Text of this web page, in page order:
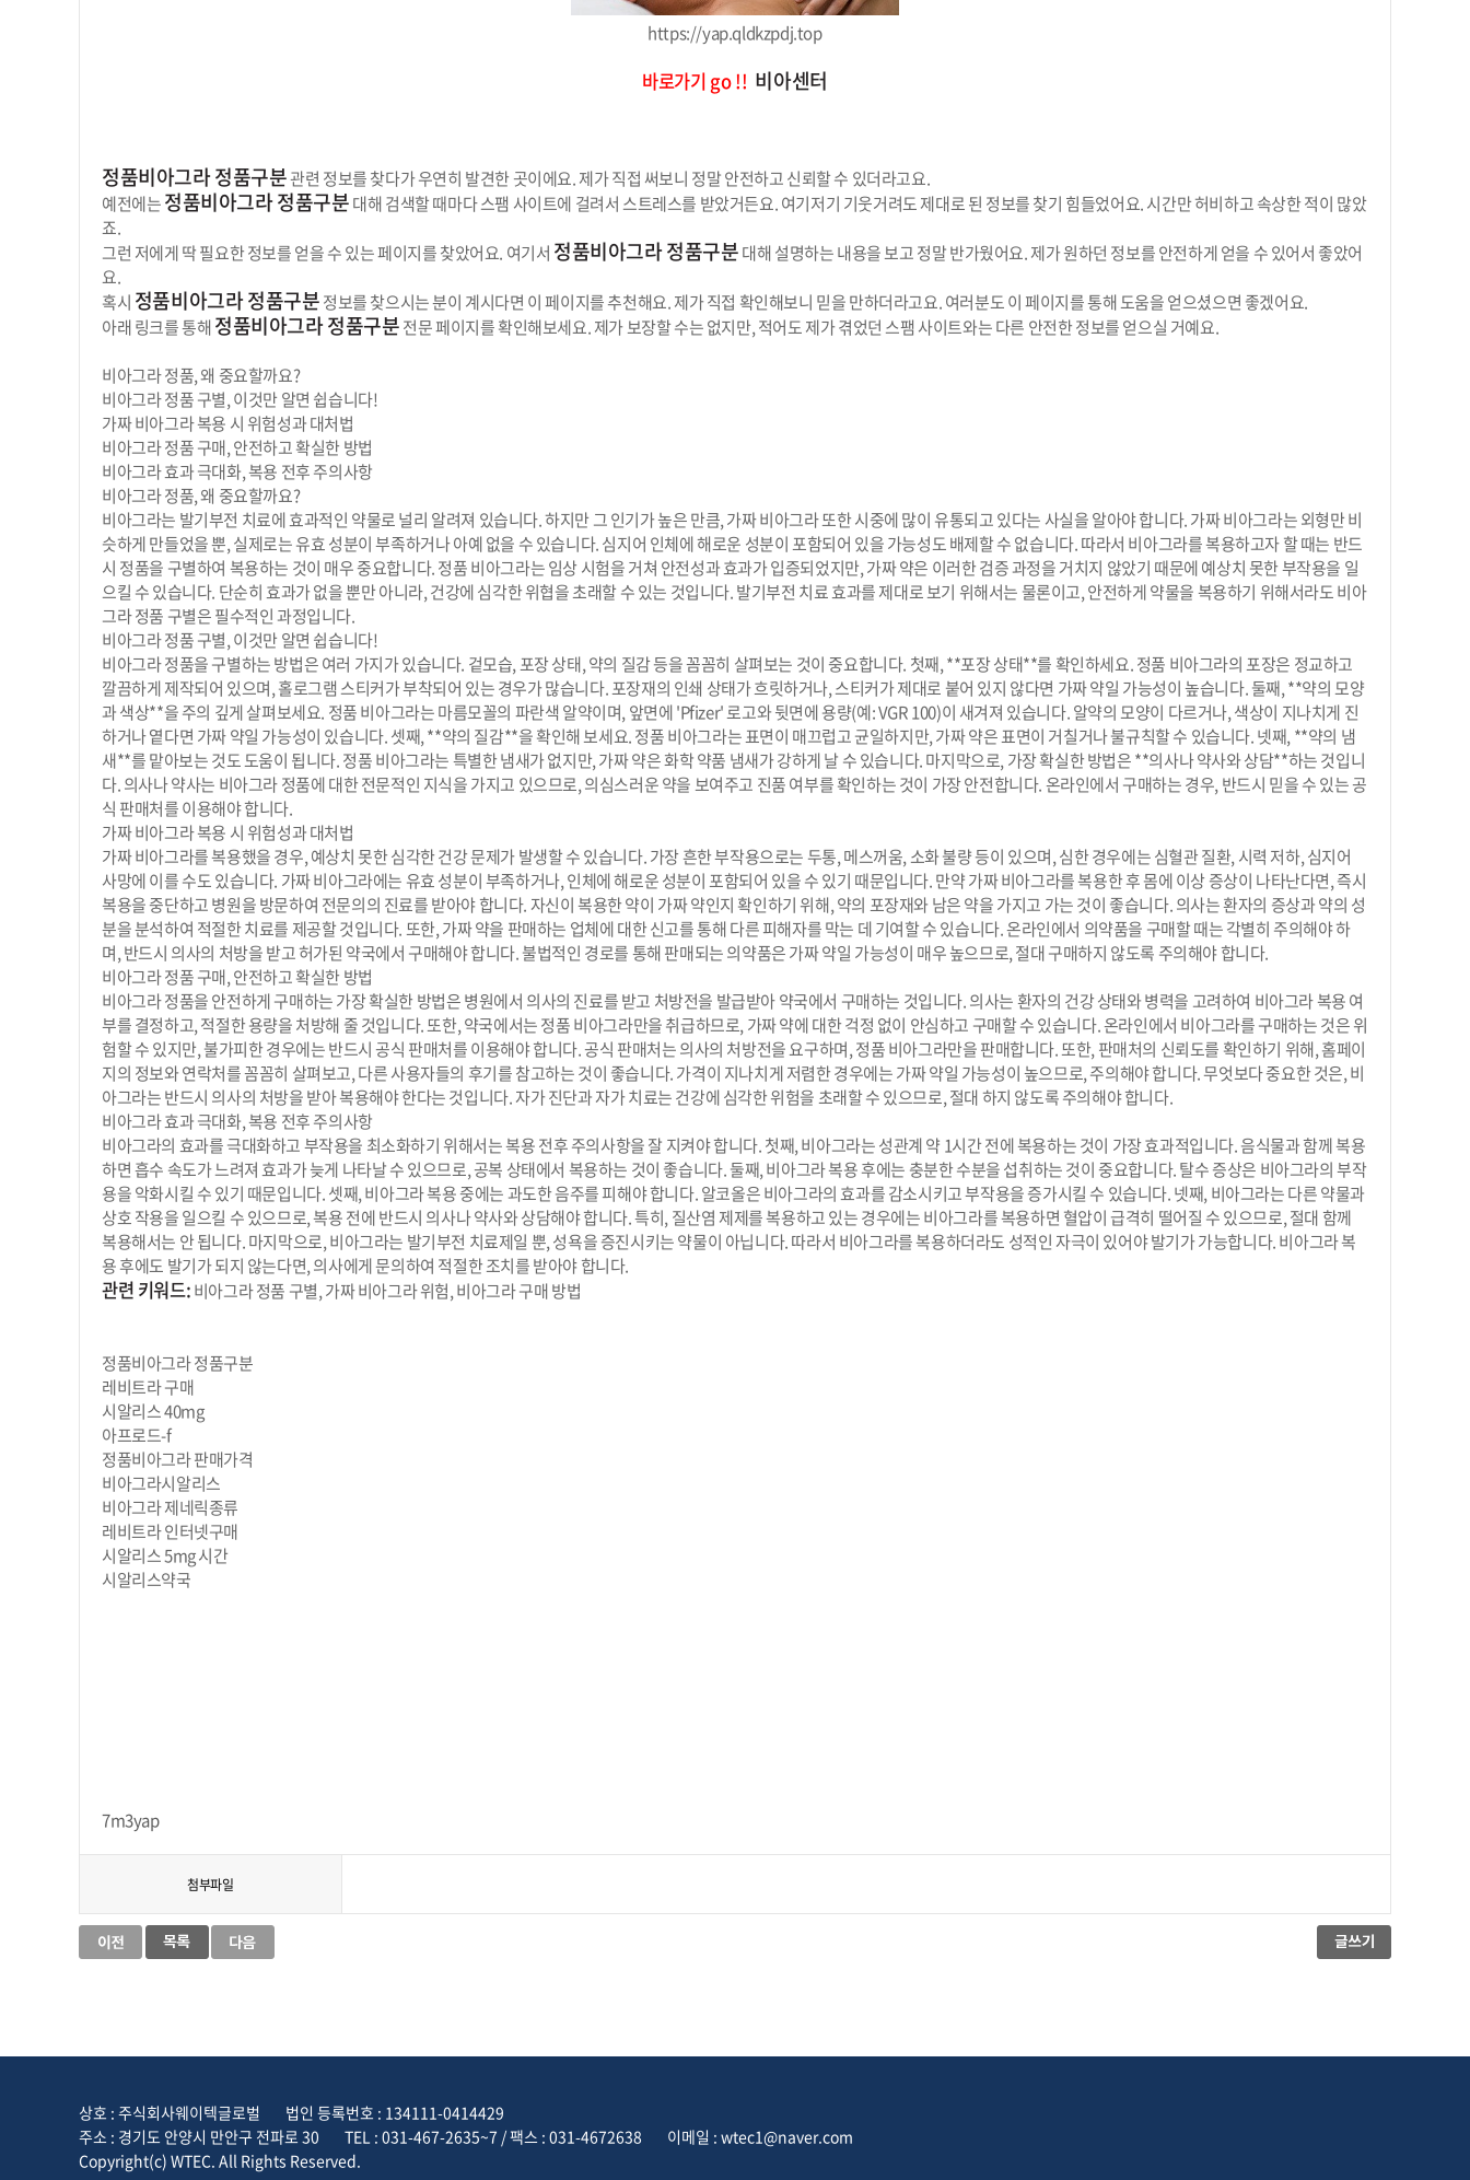
https://yap.qldkzpdj.top
바로가기 go !! 비아센터
정품비아그라 정품구분관련 정보를 찾다가 우연히 발견한 곳이에요. 제가 직접 써보니 정말 안전하고 신뢰할 수 있더라고요.
예전에는정품비아그라 정품구분대해 검색할 때마다 스팸 사이트에 걸려서 스트레스를 받았거든요. 여기저기 기웃거려도 제대로 된 정보를 찾기 힘들었어요. 시간만 허비하고 속상한 적이 많았
죠.
그런 저에게 딱 필요한 정보를 얻을 수 있는 페이지를 찾았어요. 여기서 정품비아그라 정품구분대해 설명하는 내용을 보고 정말 반가웠어요. 제가 원하던 정보를 안전하게 얻을 수 있어서 좋았어
요.
혹시 정품비아그라 정품구분정보를 찾으시는 분이 계시다면 이 페이지를 추천해요. 제가 직접 확인해보니 믿을 만하더라고요. 여러분도 이 페이지를 통해 도움을 얻으셨으면 좋겠어요.
아래 링크를 통해정품비아그라 정품구분전문 페이지를 확인해보세요. 제가 보장할 수는 없지만, 적어도 제가 겪었던 스팸 사이트와는 다른 안전한 정보를 얻으실 거예요.
비아그라 정품, 왜 중요할까요?
비아그라 정품 구별, 이것만 알면 쉽습니다!
가짜 비아그라 복용 시 위험성과 대처법
비아그라 정품 구매, 안전하고 확실한 방법
비아그라 효과 극대화, 복용 전후 주의사항
비아그라 정품, 왜 중요할까요?
비아그라는 발기부전 치료에 효과적인 약물로 널리 알려져 있습니다. 하지만 그 인기가 높은 만큼, 가짜 비아그라 또한 시중에 많이 유통되고 있다는 사실을 알아야 합니다. 가짜 비아그라는 외형만 비
슷하게 만들었을 뿐, 실제로는 유효 성분이 부족하거나 아예 없을 수 있습니다. 심지어 인체에 해로운 성분이 포함되어 있을 가능성도 배제할 수 없습니다. 따라서 비아그라를 복용하고자 할 때는 반드
시 정품을 구별하여 복용하는 것이 매우 중요합니다. 정품 비아그라는 임상 시험을 거쳐 안전성과 효과가 입증되었지만, 가짜 약은 이러한 검증 과정을 거치지 않았기 때문에 예상치 못한 부작용을 일
으킬 수 있습니다. 단순히 효과가 없을 뿐만 아니라, 건강에 심각한 위협을 초래할 수 있는 것입니다. 발기부전 치료 효과를 제대로 보기 위해서는 물론이고, 안전하게 약물을 복용하기 위해서라도 비아
그라 정품 구별은 필수적인 과정입니다.
비아그라 정품 구별, 이것만 알면 쉽습니다!
비아그라 정품을 구별하는 방법은 여러 가지가 있습니다. 겉모습, 포장 상태, 약의 질감 등을 꼼꼼히 살펴보는 것이 중요합니다. 첫째, **포장 상태**를 확인하세요. 정품 비아그라의 포장은 정교하고
깔끔하게 제작되어 있으며, 홀로그램 스티커가 부착되어 있는 경우가 많습니다. 포장재의 인쇄 상태가 흐릿하거나, 스티커가 제대로 붙어 있지 않다면 가짜 약일 가능성이 높습니다. 둘째, **약의 모양
과 색상**을 주의 깊게 살펴보세요. 정품 비아그라는 마름모꼴의 파란색 알약이며, 앞면에 'Pfizer' 로고와 뒷면에 용량(예: VGR 100)이 새겨져 있습니다. 알약의 모양이 다르거나, 색상이 지나치게 진
하거나 옅다면 가짜 약일 가능성이 있습니다. 셋째, **약의 질감**을 확인해 보세요. 정품 비아그라는 표면이 매끄럽고 균일하지만, 가짜 약은 표면이 거칠거나 불규칙할 수 있습니다. 넷째, **약의 냄
새**를 맡아보는 것도 도움이 됩니다. 정품 비아그라는 특별한 냄새가 없지만, 가짜 약은 화학 약품 냄새가 강하게 날 수 있습니다. 마지막으로, 가장 확실한 방법은 **의사나 약사와 상담**하는 것입니
다. 의사나 약사는 비아그라 정품에 대한 전문적인 지식을 가지고 있으므로, 의심스러운 약을 보여주고 진품 여부를 확인하는 것이 가장 안전합니다. 온라인에서 구매하는 경우, 반드시 믿을 수 있는 공
식 판매처를 이용해야 합니다.
가짜 비아그라 복용 시 위험성과 대처법
가짜 비아그라를 복용했을 경우, 예상치 못한 심각한 건강 문제가 발생할 수 있습니다. 가장 흔한 부작용으로는 두통, 메스꺼움, 소화 불량 등이 있으며, 심한 경우에는 심혈관 질환, 시력 저하, 심지어
사망에 이를 수도 있습니다. 가짜 비아그라에는 유효 성분이 부족하거나, 인체에 해로운 성분이 포함되어 있을 수 있기 때문입니다. 만약 가짜 비아그라를 복용한 후 몸에 이상 증상이 나타난다면, 즉시
복용을 중단하고 병원을 방문하여 전문의의 진료를 받아야 합니다. 자신이 복용한 약이 가짜 약인지 확인하기 위해, 약의 포장재와 남은 약을 가지고 가는 것이 좋습니다. 의사는 환자의 증상과 약의 성
분을 분석하여 적절한 치료를 제공할 것입니다. 또한, 가짜 약을 판매하는 업체에 대한 신고를 통해 다른 피해자를 막는 데 기여할 수 있습니다. 온라인에서 의약품을 구매할 때는 각별히 주의해야 하
며, 반드시 의사의 처방을 받고 허가된 약국에서 구매해야 합니다. 불법적인 경로를 통해 판매되는 의약품은 가짜 약일 가능성이 매우 높으므로, 절대 구매하지 않도록 주의해야 합니다.
비아그라 정품 구매, 안전하고 확실한 방법
비아그라 정품을 안전하게 구매하는 가장 확실한 방법은 병원에서 의사의 진료를 받고 처방전을 발급받아 약국에서 구매하는 것입니다. 의사는 환자의 건강 상태와 병력을 고려하여 비아그라 복용 여
부를 결정하고, 적절한 용량을 처방해 줄 것입니다. 또한, 약국에서는 정품 비아그라만을 취급하므로, 가짜 약에 대한 걱정 없이 안심하고 구매할 수 있습니다. 온라인에서 비아그라를 구매하는 것은 위
험할 수 있지만, 불가피한 경우에는 반드시 공식 판매처를 이용해야 합니다. 공식 판매처는 의사의 처방전을 요구하며, 정품 비아그라만을 판매합니다. 또한, 판매처의 신뢰도를 확인하기 위해, 홈페이
지의 정보와 연락처를 꼼꼼히 살펴보고, 다른 사용자들의 후기를 참고하는 것이 좋습니다. 가격이 지나치게 저렴한 경우에는 가짜 약일 가능성이 높으므로, 주의해야 합니다. 무엇보다 중요한 것은, 비
아그라는 반드시 의사의 처방을 받아 복용해야 한다는 것입니다. 자가 진단과 자가 치료는 건강에 심각한 위험을 초래할 수 있으므로, 절대 하지 않도록 주의해야 합니다.
비아그라 효과 극대화, 복용 전후 주의사항
비아그라의 효과를 극대화하고 부작용을 최소화하기 위해서는 복용 전후 주의사항을 잘 지켜야 합니다. 첫째, 비아그라는 성관계 약 1시간 전에 복용하는 것이 가장 효과적입니다. 음식물과 함께 복용
하면 흡수 속도가 느려져 효과가 늦게 나타날 수 있으므로, 공복 상태에서 복용하는 것이 좋습니다. 둘째, 비아그라 복용 후에는 충분한 수분을 섭취하는 것이 중요합니다. 탈수 증상은 비아그라의 부작
용을 악화시킬 수 있기 때문입니다. 셋째, 비아그라 복용 중에는 과도한 음주를 피해야 합니다. 알코올은 비아그라의 효과를 감소시키고 부작용을 증가시킬 수 있습니다. 넷째, 비아그라는 다른 약물과
상호 작용을 일으킬 수 있으므로, 복용 전에 반드시 의사나 약사와 상담해야 합니다. 특히, 질산염 제제를 복용하고 있는 경우에는 비아그라를 복용하면 혈압이 급격히 떨어질 수 있으므로, 절대 함께
복용해서는 안 됩니다. 마지막으로, 비아그라는 발기부전 치료제일 뿐, 성욕을 증진시키는 약물이 아닙니다. 따라서 비아그라를 복용하더라도 성적인 자극이 있어야 발기가 가능합니다. 비아그라 복
용 후에도 발기가 되지 않는다면, 의사에게 문의하여 적절한 조치를 받아야 합니다.
관련 키워드:비아그라 정품 구별, 가짜 비아그라 위험, 비아그라 구매 방법
정품비아그라 정품구분
레비트라 구매
시알리스 40mg
아프로드-f
정품비아그라 판매가격
비아그라시알리스
비아그라 제네릭종류
레비트라 인터넷구매
시알리스 5mg 시간
시알리스약국
7m3yap
첨부파일
상호 : 주식회사웨이텍글로벌
법인 등록번호 : 134111-0414429
주소 : 경기도 안양시 만안구 전파로 30
TEL : 031-467-2635~7 / 팩스 : 031-4672638
이메일 : wtec1@naver.com
Copyright(c) WTEC. All Rights Reserved.